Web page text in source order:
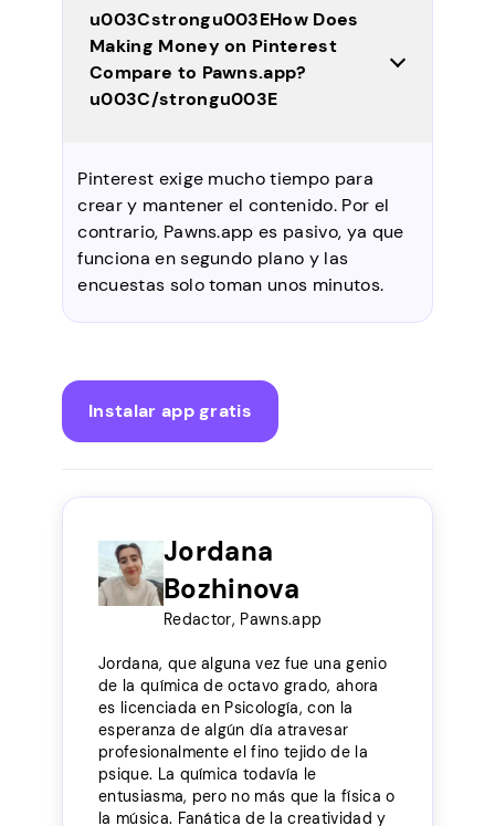
u003Cstrongu003EHow Does
Making Money on Pinterest
Compare to Pawns.app?
u003C/strongu003E
Pinterest exige mucho tiempo para
crear y mantener el contenido. Por el
contrario, Pawns.app es pasivo, ya que
funciona en segundo plano y las
encuestas solo toman unos minutos.
Instalar app gratis
Jordana
Bozhinova
Redactor, Pawns.app
Jordana, que alguna vez fue una genio
de la química de octavo grado, ahora
es licenciada en Psicología, con la
esperanza de algún día atravesar
profesionalmente el fino tejido de la
psique. La química todavía le
entusiasma, pero no más que la física o
la música. Fanática de la creatividad y